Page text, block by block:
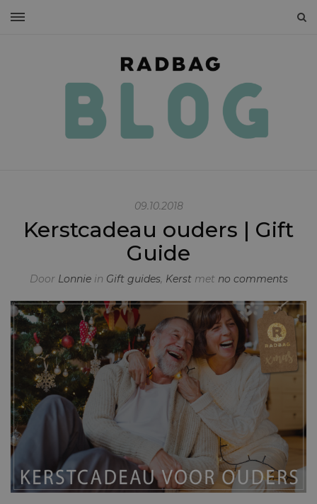
09.10.2018
Kerstcadeau ouders | Gift
Guide
Door Lonniein Gift guides, Kerstmet no comments